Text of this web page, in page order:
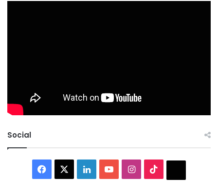
Social
Facebook LinkedInYouTubeInstagram